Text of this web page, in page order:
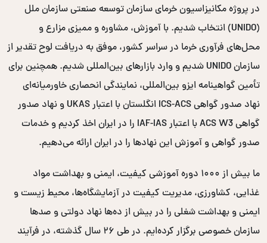
در پروژه مکانیزاسیون خرمای سازمان توسعه صنعتی سازمان ملل
(UNIDO) انتخاب شدیم. با آموزش، مشاوره و ممیزی مزارع و
محل‌های فرآوری خرما در سراسر کشور، موفق به دریافت لوح تقدیر از
سازمان UNIDO شدیم و وارد بازارهای بین‌المللی شدیم. همچنین برای
تأمین گواهینامه ایزو بین‌المللی، نمایندگی انحصاری خاورمیانه‌ای
نهاد صدور گواهی ICS-ACS انگلستان با اعتبار UKAS و نهاد صدور
گواهی ACS W3 با اعتبار IAF-IAS را در ایران اخذ کردیم و خدمات
صدور گواهی و آموزش این نهادها را در ایران ارائه می‌دهیم.
ما بیش از ۱۰۰۰ دوره آموزشی کیفیت، ایمنی و بهداشت مواد
غذایی، کشاورزی، مدیریت کیفیت در آزمایشگاه‌ها، محیط زیست و
ایمنی و بهداشت شغلی را در بیش از ده‌ها نهاد دولتی و صدها
سازمان خصوصی برگزار کرده‌ایم. در طی ۲۶ سال گذشته، در فرآیند